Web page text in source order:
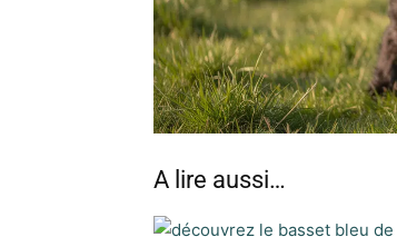
A lire aussi…